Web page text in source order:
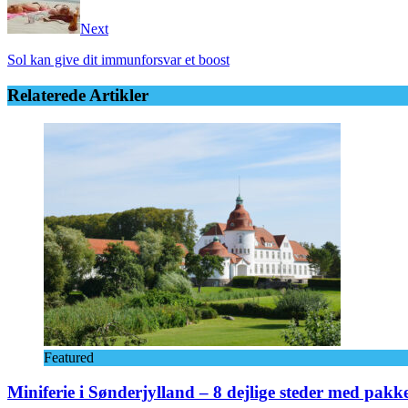
Next
Sol kan give dit immunforsvar et boost
Relaterede Artikler
Featured
Miniferie i Sønderjylland – 8 dejlige steder med